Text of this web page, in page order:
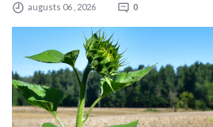
augusts 06 , 2026 0